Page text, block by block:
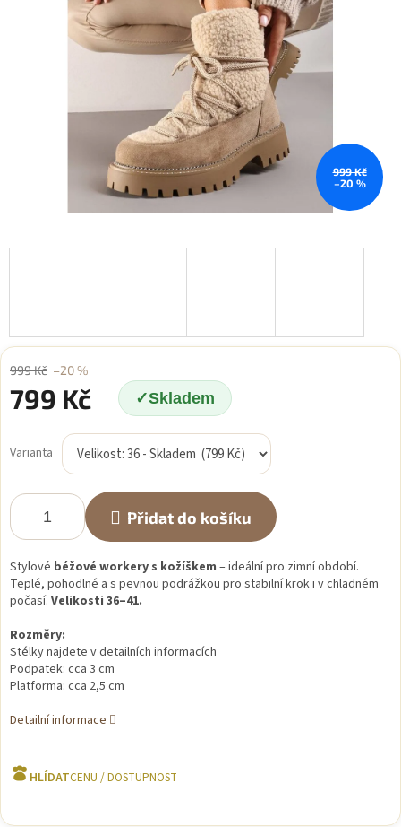
999 Kč
–20 %
999 Kč –20 %
799 Kč Skladem
cena:
Varianta
Přidat do košíku
Stylové béžové workery s kožíškem – ideální pro zimní období.
Teplé, pohodlné a s pevnou podrážkou pro stabilní krok i v chladném
počasí. Velikosti 36–41.
Rozměry:
Stélky najdete v detailních informacích
Podpatek: cca 3 cm
Platforma: cca 2,5 cm
Detailní informace
HLÍDAT